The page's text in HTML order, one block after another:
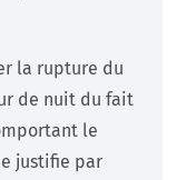
la rupture du
de nuit du fait
le
justifie par